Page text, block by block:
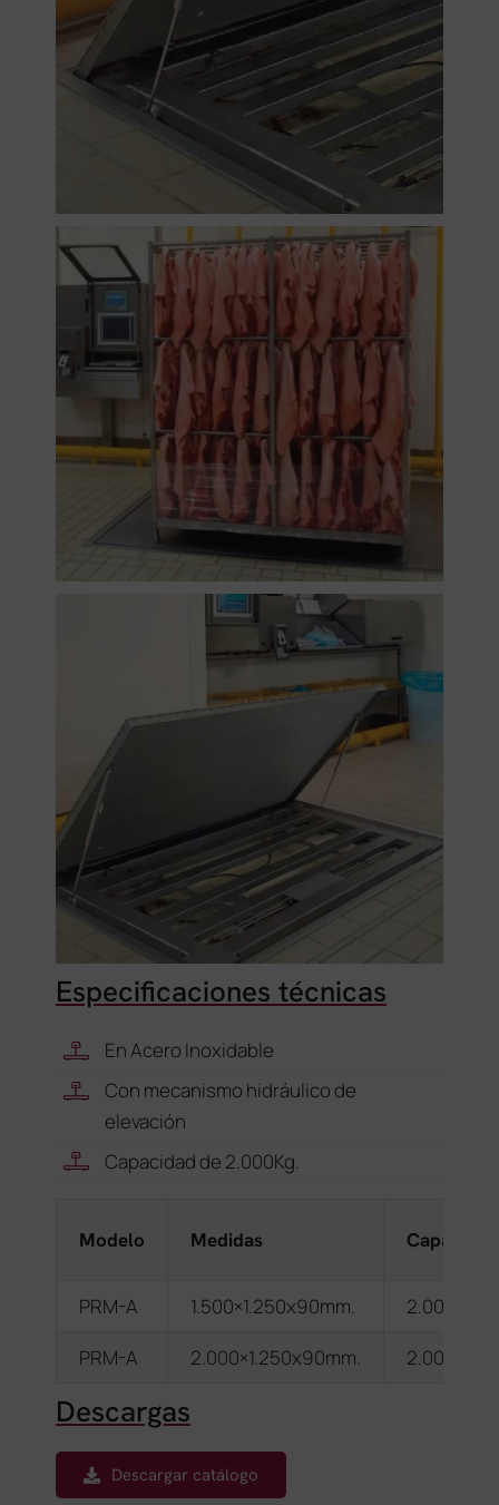
Especificaciones técnicas
En Acero Inoxidable
Con mecanismo hidráulico de
elevación
Capacidad de 2.000Kg.
Modelo Medidas
PRM-A 1.500×1.250x90mm.
2.000 Kg.
PRM-A
2.000×1.250x90mm. 2.000 Kg.
Descargas
Descargar catálogo